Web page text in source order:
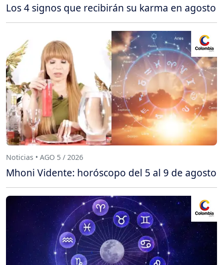
Los 4 signos que recibirán su karma en agosto
Noticias • AGO 5 / 2026
Mhoni Vidente: horóscopo del 5 al 9 de agosto